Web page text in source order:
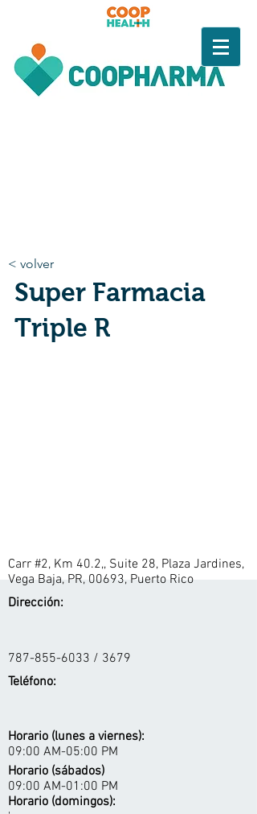
< volver
Super Farmacia
Triple R
Carr #2, Km 40.2,, Suite 28, Plaza Jardines,
Vega Baja, PR, 00693, Puerto Rico
Dirección:
787-855-6033 / 3679
Teléfono:
Horario (lunes a viernes):
09:00 AM-05:00 PM
Horario (sábados)
09:00 AM-01:00 PM
Horario (domingos):